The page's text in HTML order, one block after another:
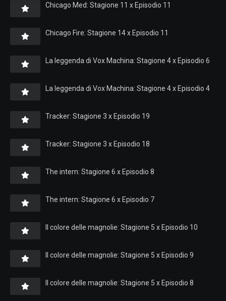
Chicago Med: Stagione 11 x Episodio 11
Chicago Fire: Stagione 14 x Episodio 11
La leggenda di Vox Machina: Stagione 4 x Episodio 6
La leggenda di Vox Machina: Stagione 4 x Episodio 4
Tracker: Stagione 3 x Episodio 19
Tracker: Stagione 3 x Episodio 18
The intern: Stagione 6 x Episodio 8
The intern: Stagione 6 x Episodio 7
Il colore delle magnolie: Stagione 5 x Episodio 10
Il colore delle magnolie: Stagione 5 x Episodio 9
Il colore delle magnolie: Stagione 5 x Episodio 8